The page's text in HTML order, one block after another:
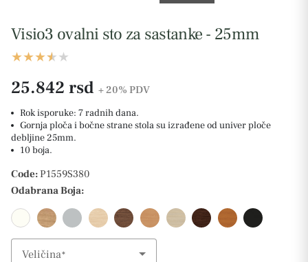
Visio3 ovalni sto za sastanke - 25mm
25.842 rsd + 20% PDV
Rok isporuke: 7 radnih dana.
Gornja ploča i bočne strane stola su izrađene od univer ploče
debljine 25mm.
10 boja.
Code: P1559S380
Odabrana Boja:
Veličina
Select Option